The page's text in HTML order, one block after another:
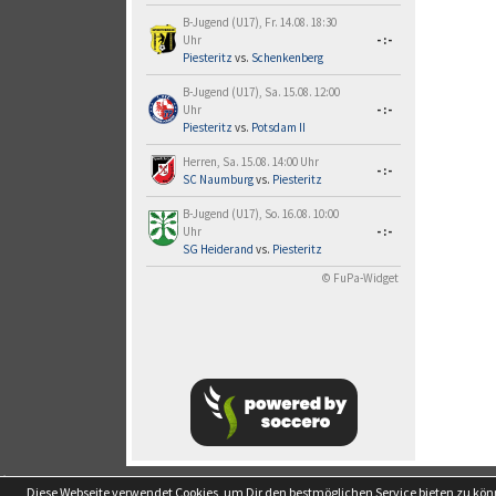
B-Jugend (U17), Fr. 14.08. 18:30
Uhr
Piesteritz vs. Schenkenberg
-:-
B-Jugend (U17), Sa. 15.08. 12:00
Uhr
Piesteritz vs. Potsdam II
-:-
Herren, Sa. 15.08. 14:00 Uhr
SC Naumburgvs. Piesteritz
-:-
B-Jugend (U17), So. 16.08. 10:00
Uhr
SG Heiderand vs. Piesteritz
-:-
© FuPa-Widget
soccero.de
Diese Webseite verwendet Cookies, um Dir den bestmöglichen Service bieten zu